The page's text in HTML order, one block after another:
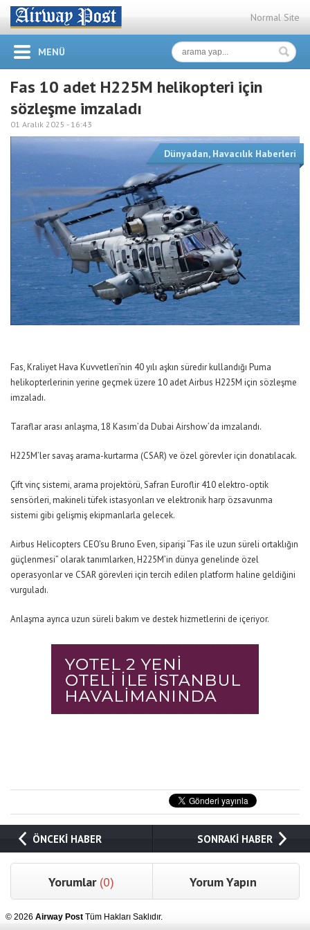
Normal Site
MENÜ
Fas 10 adet H225M helikopteri için
sözleşme imzaladı
01 Aralık 2025 - 16:43
Dünyadan, Havacılık Haberleri
Fas, Kraliyet Hava Kuvvetleri’nin 40 yılı aşkın süredir kullandığı Puma
helikopterlerinin yerine geçmek üzere 10 adet Airbus H225M için sözleşme
imzaladı.
Taraflar arası anlaşma, 18 Kasım’da Dubai Airshow’da imzalandı.
H225M’ler savaş arama-kurtarma (CSAR) ve özel görevler için donatılacak.
Çift vinç sistemi, arama projektörü, Safran Euroflir 410 elektro-optik
sensörleri, makineli tüfek istasyonları ve elektronik harp özsavunma
sistemi gibi gelişmiş ekipmanlarla gelecek.
Airbus Helicopters CEO’su Bruno Even, siparişi “Fas ile uzun süreli ortaklığın
güçlenmesi” olarak tanımlarken, H225M’in dünya genelinde özel
operasyonlar ve CSAR görevleri için tercih edilen platform haline geldiğini
vurguladı.
Anlaşma ayrıca uzun süreli bakım ve destek hizmetlerini de içeriyor.
ÖNCEKİ HABER SONRAKİ HABER
Yorumlar (0) Yorum Yapın
© 2026 Airway Post Tüm Hakları Saklıdır.